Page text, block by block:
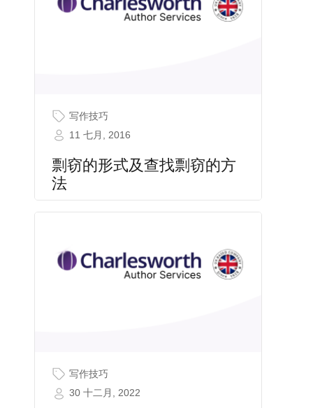
写作技巧
11 七月, 2016
剽窃的形式及查找剽窃的方
法
写作技巧
30 十二月, 2022